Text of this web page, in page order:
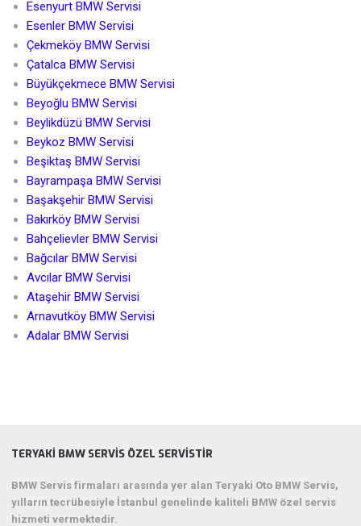
Esenyurt BMW Servisi
Esenler BMW Servisi
Çekmeköy BMW Servisi
Çatalca BMW Servisi
Büyükçekmece BMW Servisi
Beyoğlu BMW Servisi
Beylikdüzü BMW Servisi
Beykoz BMW Servisi
Beşiktaş BMW Servisi
Bayrampaşa BMW Servisi
Başakşehir BMW Servisi
Bakırköy BMW Servisi
Bahçelievler BMW Servisi
Bağcılar BMW Servisi
Avcılar BMW Servisi
Ataşehir BMW Servisi
Arnavutköy BMW Servisi
Adalar BMW Servisi
TERYAKI BMW SERVIS ÖZEL SERVISTIR
BMW Servis firmaları arasında yer alan Teryaki Oto BMW Servis,
yılların tecrübesiyle İstanbul genelinde kaliteli BMW özel servis
hizmeti vermektedir.